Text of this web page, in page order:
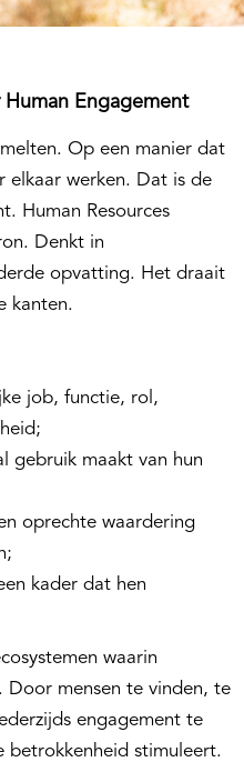
Human Engagement
Op een manier dat
elkaar werken. Dat is de
Human Resources
Denkt in
opvatting. Het draait
kanten.
job, functie, rol,
gebruik maakt van hun
oprechte waardering
kader dat hen
waarin
Door mensen te vinden, te
engagement te
betrokkenheid stimuleert.